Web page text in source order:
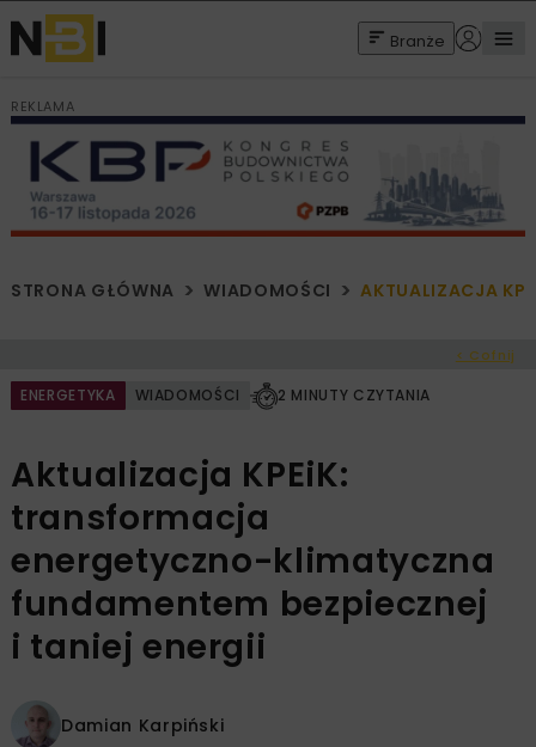
Branże
REKLAMA
STRONA GŁÓWNA WIADOMOŚCI AKTUALIZACJA
< Cofnij
ENERGETYKA WIADOMOŚCI 2 MINUTY CZYTANIA
Aktualizacja KPEiK:
transformacja
energetyczno-klimatyczna
fundamentem bezpiecznej
i taniej energii
Damian Karpiński